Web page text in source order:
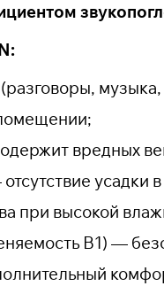
вредных
усадки
при высокой
В1) —